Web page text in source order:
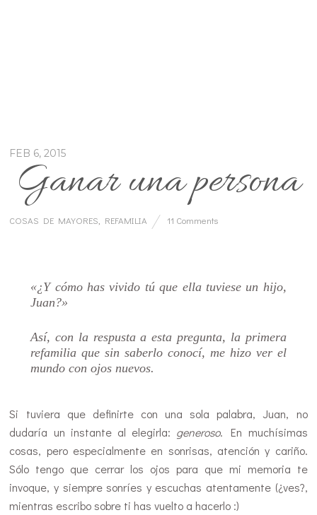
FEB 6, 2015
Ganar una persona
COSAS DE MAYORES REFAMILIA 11 Comments
«¿Y cómo has vivido tú que ella tuviese un hijo,
Juan?»
Así, con la respusta a esta pregunta, la primera
refamilia que sin saberlo conocí, me hizo ver el
mundo con ojos nuevos.
Si tuviera que definirte con una sola palabra, Juan, no
dudaría un instante al elegirla: generoso. En muchísimas
cosas, pero especialmente en sonrisas, atención y cariño.
Sólo tengo que cerrar los ojos para que mi memoria te
invoque, y siempre sonríes y escuchas atentamente (¿ves?,
mientras escribo sobre ti has vuelto a hacerlo :)